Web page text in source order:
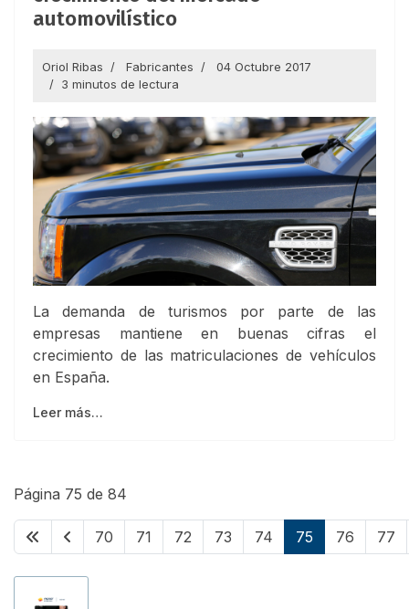
automovilístico
Oriol Ribas Fabricantes
04 Octubre 2017
3 minutos de lectura
La demanda de turismos por parte de las
empresas mantiene en buenas cifras el
crecimiento de las matriculaciones de vehículos
en España.
Leer más…
Página 75 de 84
70 71 72 73 74 75 76 77